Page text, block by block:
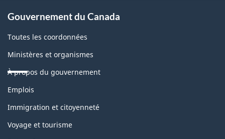
Gouvernement du Canada
Toutes les coordonnées
Ministères et organismes
À propos du gouvernement
Thèmes
sujets
Emplois
Immigration et citoyenneté
Voyage et tourisme